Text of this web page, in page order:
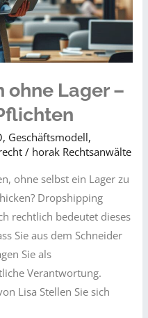
ohne Lager –
, Geschäftsmodell,
/ horak Rechtsanwälte
ohne selbst ein Lager zu
Dropshipping
rechtlich bedeutet dieses
Sie aus dem Schneider
Sie als
Verantwortung.
Lisa Stellen Sie sich